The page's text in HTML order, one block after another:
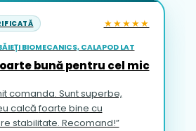
★★★★★
BIOMECANICS, CALAPOD LAT
bună pentru cel mic
comanda. Sunt superbe,
bine cu
stabilitate. Recomand!”